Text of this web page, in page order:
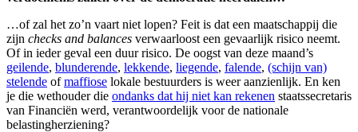
…of zal het zo’n vaart niet lopen? Feit is dat een maatschappij die
zijn checks and balances verwaarloost een gevaarlijk risico neemt.
Of in ieder geval een duur risico. De oogst van deze maand’s
geilende, blunderende, lekkende, liegende, falende, (schijn van)
stelende ofmaffiose lokale bestuurders is weer aanzienlijk. En ken
je die wethouder die ondanks dat hij niet kan rekenen staatssecretaris
van Financiën werd, verantwoordelijk voor de nationale
belastingherziening?